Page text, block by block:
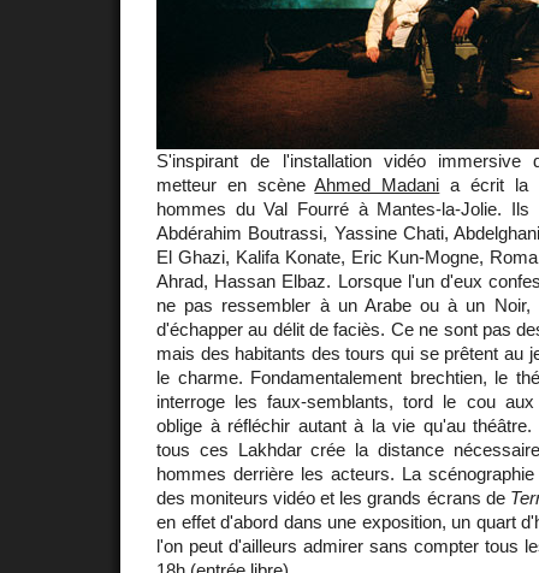
S'inspirant de l'installation vidéo
metteur en scèneAhmed Madani a écrit la
hommes du Val Fourré à Mantes-la-Jolie. Ils
Abdérahim Boutrassi, Yassine Chati,
El Ghazi, Kalifa Konate, Eric Kun-Mogne,
Ahrad, Hassan Elbaz. Lorsque l'un d'eux
ne pas ressembler à un Arabe ou à un Noir,
d'échapper au délit de faciès. Ce ne sont pas
mais des habitants des tours qui se prêtent au
le charme. Fondamentalement brechtien, le
interroge les faux-semblants, tord le cou
oblige à réfléchir autant à la vie qu'au
tous ces Lakhdar crée la distance
hommes derrière les acteurs. La
des moniteurs vidéo et les grands écrans de
en effet d'abord dans une exposition, un quart
l'on peut d'ailleurs admirer sans compter tous